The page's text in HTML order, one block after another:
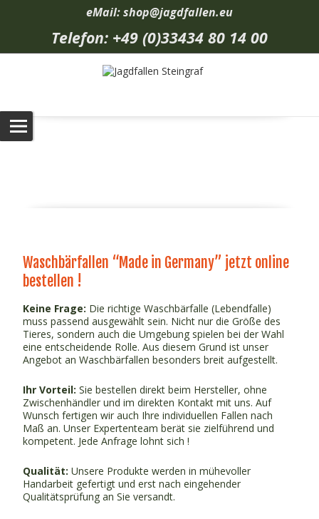
eMail: shop@jagdfallen.eu
Telefon: +49 (0)33434 80 14 00
Waschbärfallen “Made in Germany” jetzt online
bestellen !
Keine Frage: Die richtige Waschbärfalle (Lebendfalle)
muss passend ausgewählt sein. Nicht nur die Größe des
Tieres, sondern auch die Umgebung spielen bei der Wahl
eine entscheidende Rolle. Aus diesem Grund ist unser
Angebot an Waschbärfallen besonders breit aufgestellt.
Ihr Vorteil: Sie bestellen direkt beim Hersteller, ohne
Zwischenhändler und im direkten Kontakt mit uns. Auf
Wunsch fertigen wir auch Ihre individuellen Fallen nach
Maß an. Unser Expertenteam berät sie zielführend und
kompetent. Jede Anfrage lohnt sich !
Qualität: Unsere Produkte werden in mühevoller
Handarbeit gefertigt und erst nach eingehender
Qualitätsprüfung an Sie versandt.